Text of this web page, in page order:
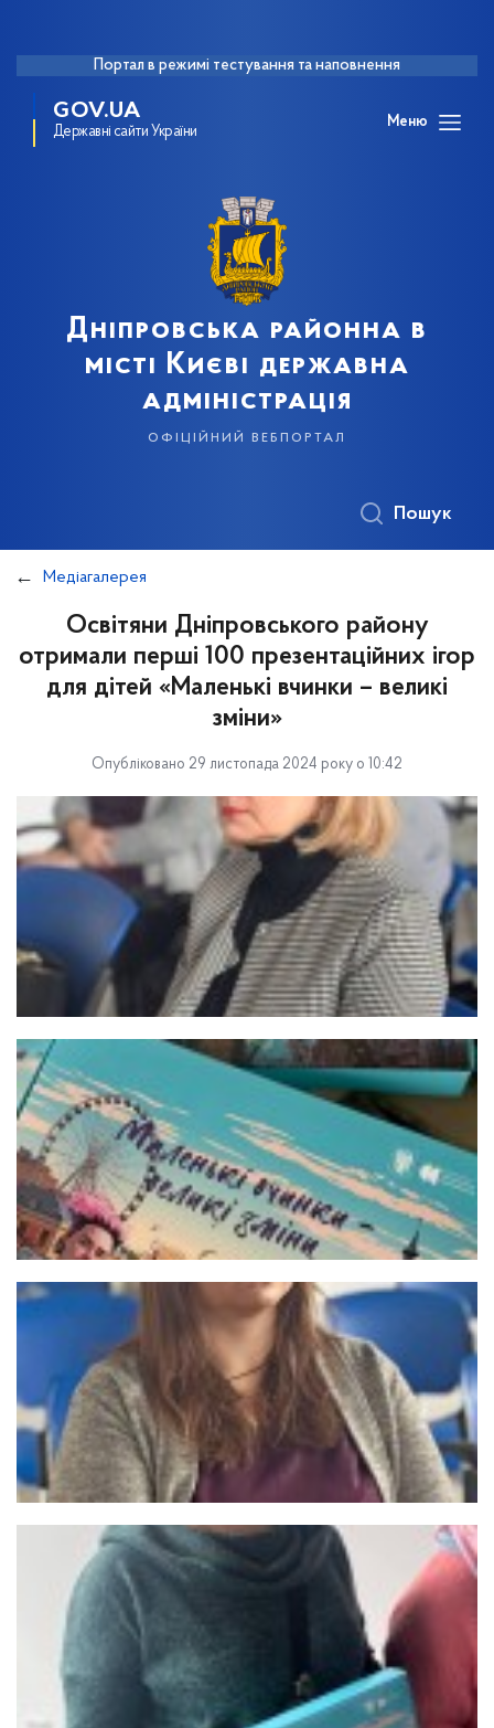
Портал в режимі тестування та наповнення
GOV.UA
Державні сайти України
Меню
Дніпровська районна в
місті Києві державна
адміністрація
офіційний вебпортал
Пошук
Медіагалерея
Освітяни Дніпровського району
отримали перші 100 презентаційних ігор
для дітей «Маленькі вчинки – великі
зміни»
Опубліковано 29 листопада 2024 року о 10:42